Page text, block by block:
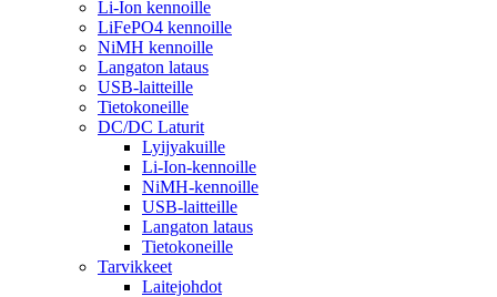
Li-Ion kennoille
LiFePO4 kennoille
NiMH kennoille
Langaton lataus
USB-laitteille
Tietokoneille
DC/DC Laturit
Lyijyakuille
Li-Ion-kennoille
NiMH-kennoille
USB-laitteille
Langaton lataus
Tietokoneille
Tarvikkeet
Laitejohdot